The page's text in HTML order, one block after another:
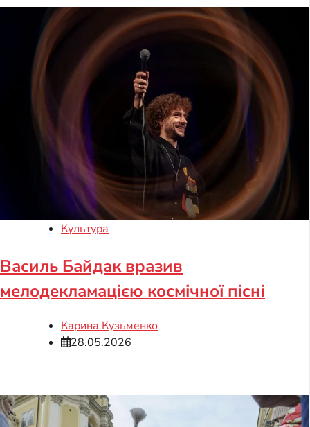
Культура
Василь Байдак вразив
мелодекламацією космічної пісні
Карина Кузьменко
28.05.2026